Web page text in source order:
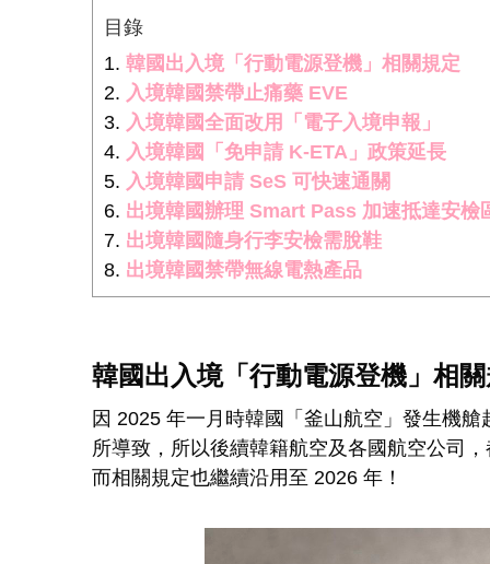
目錄
韓國出入境「行動電源登機」相關規定
入境韓國禁帶止痛藥 EVE
入境韓國全面改用「電子入境申報」
入境韓國「免申請 K-ETA」政策延長
入境韓國申請 SeS 可快速通關
出境韓國辦理 Smart Pass 加速抵達安檢
出境韓國隨身行李安檢需脫鞋
出境韓國禁帶無線電熱產品
韓國出入境「行動電源登機」相
因 2025 年一月時韓國「釜山航空」發生機
所導致，所以後續韓籍航空及各國航空公司
而相關規定也繼續沿用至 2026 年！